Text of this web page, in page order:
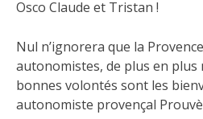
Osco Claude et Tristan !
Nul n’ignorera que la
autonomistes, de plus en plus
bonnes volontés sont les
autonomiste provençal